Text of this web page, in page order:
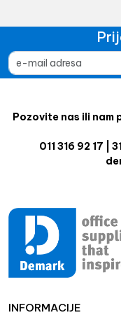
Pozovite nas ili nam
011 316 92 17 |
INFORMACIJE